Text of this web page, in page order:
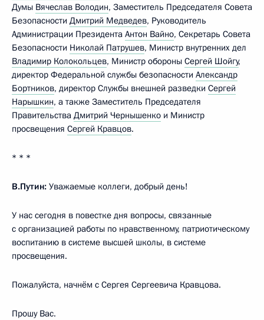
Думы Вячеслав Володин, Заместитель Председателя Совета
Безопасности Дмитрий Медведев, Руководитель
Администрации Президента Антон Вайно, Секретарь Совета
Безопасности Николай Патрушев, Министр внутренних дел
Владимир Колокольцев, Министр обороны Сергей Шойгу,
директор Федеральной службы безопасности Александр
Бортников, директор Службы внешней разведки Сергей
Нарышкин, а также Заместитель Председателя
Правительства Дмитрий Чернышенко и Министр
просвещения Сергей Кравцов.
* * *
В.Путин: Уважаемые коллеги, добрый день!
У нас сегодня в повестке дня вопросы, связанные
с организацией работы по нравственному, патриотическому
воспитанию в системе высшей школы, в системе
просвещения.
Пожалуйста, начнём с Сергея Сергеевича Кравцова.
Прошу Вас.